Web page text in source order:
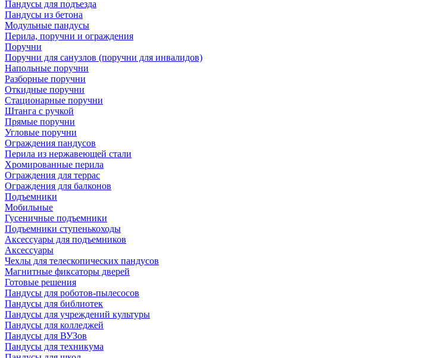
Пандусы для подъезда
Пандусы из бетона
Модульные пандусы
Перила, поручни и ограждения
Поручни
Поручни для санузлов (поручни для инвалидов)
Напольные поручни
Разборные поручни
Откидные поручни
Стационарные поручни
Штанга с ручкой
Прямые поручни
Угловые поручни
Ограждения пандусов
Перила из нержавеющей стали
Хромированные перила
Ограждения для террас
Ограждения для балконов
Подъемники
Мобильные
Гусеничные подъемники
Подъемники ступенькоходы
Аксессуары для подъемников
Аксессуары
Чехлы для телескопических пандусов
Магнитные фиксаторы дверей
Готовые решения
Пандусы для роботов-пылесосов
Пандусы для библиотек
Пандусы для учреждений культуры
Пандусы для колледжей
Пандусы для ВУЗов
Пандусы для техникума